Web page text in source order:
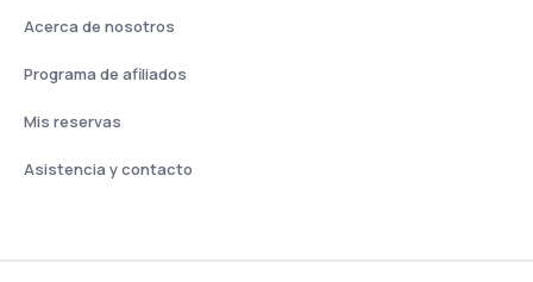
Acerca de nosotros
Programa de afiliados
Mis reservas
Asistencia y contacto